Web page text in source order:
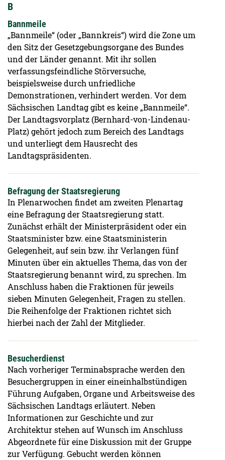
B
Bannmeile
„Bannmeile“ (oder „Bannkreis“) wird die Zone um
den Sitz der Gesetzgebungsorgane des Bundes
und der Länder genannt. Mit ihr sollen
verfassungsfeindliche Störversuche,
beispielsweise durch unfriedliche
Demonstrationen, verhindert werden. Vor dem
Sächsischen Landtag gibt es keine „Bannmeile“.
Der Landtagsvorplatz (Bernhard-von-Lindenau-
Platz) gehört jedoch zum Bereich des Landtags
und unterliegt dem Hausrecht des
Landtagspräsidenten.
Befragung der Staatsregierung
In Plenarwochen findet am zweiten Plenartag
eine Befragung der Staatsregierung statt.
Zunächst erhält der Ministerpräsident oder ein
Staatsminister bzw. eine Staatsministerin
Gelegenheit, auf sein bzw. ihr Verlangen fünf
Minuten über ein aktuelles Thema, das von der
Staatsregierung benannt wird, zu sprechen. Im
Anschluss haben die Fraktionen für jeweils
sieben Minuten Gelegenheit, Fragen zu stellen.
Die Reihenfolge der Fraktionen richtet sich
hierbei nach der Zahl der Mitglieder.
Besucherdienst
Nach vorheriger Terminabsprache werden den
Besuchergruppen in einer eineinhalbstündigen
Führung Aufgaben, Organe und Arbeitsweise des
Sächsischen Landtags erläutert. Neben
Informationen zur Geschichte und zur
Architektur stehen auf Wunsch im Anschluss
Abgeordnete für eine Diskussion mit der Gruppe
zur Verfügung. Gebucht werden können